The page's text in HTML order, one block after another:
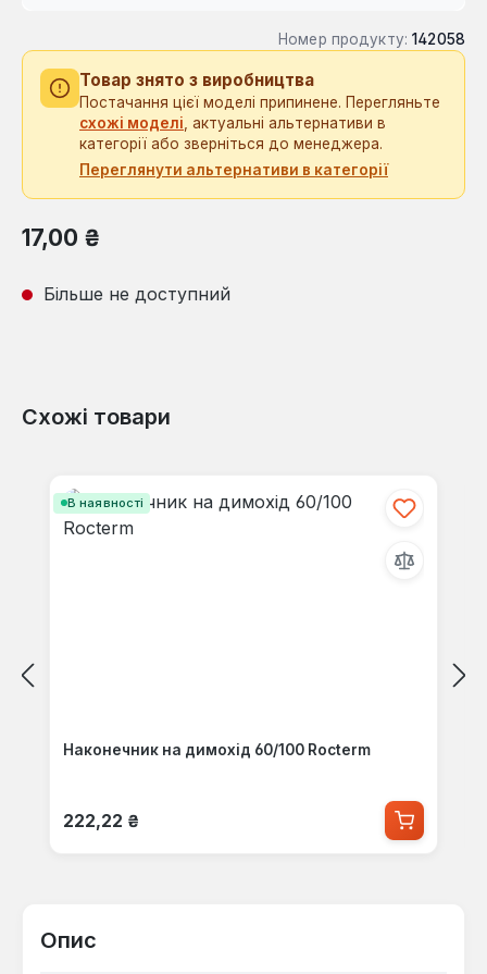
Номер продукту: 142058
Товар знято з виробництва
Постачання цієї моделі припинене. Перегляньте
схожі моделі , актуальні альтернативи в
категорії або зверніться до менеджера.
Переглянути альтернативи в категорії
Звичайна ціна:
17,00 ₴
Більше не доступний
Схожі товари
В наявності
Наконечник на димохід 60/100 Rocterm
Звичайна ціна:
222,22 ₴
Опис